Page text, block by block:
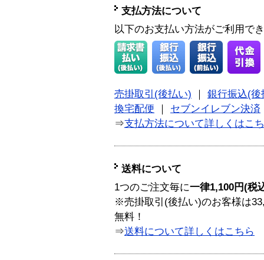
支払方法について
以下のお支払い方法がご利用で
売掛取引(後払い)
銀行振込(後
換宅配便
セブンイレブン決済
⇒支払方法について詳しくはこ
送料について
1つのご注文毎に一律1,100円(税
※売掛取引(後払い)のお客様は
無料！
⇒送料について詳しくはこちら